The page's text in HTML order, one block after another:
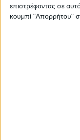
επιστρέφοντας σε
κουμπί "Απορρήτου"